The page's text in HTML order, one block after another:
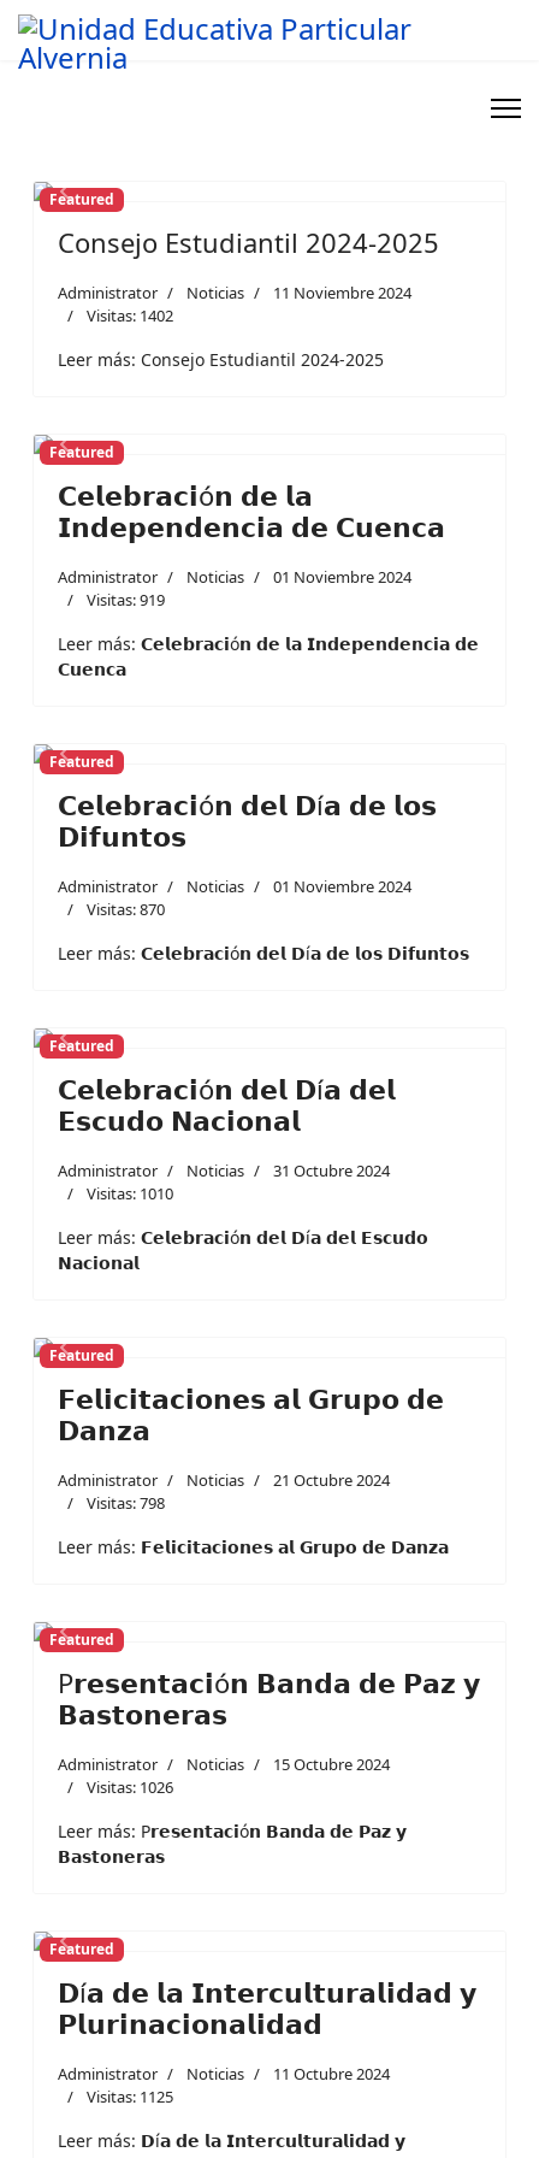
Previous
Featured
Consejo Estudiantil 2024-2025
Administrator Noticias
11 Noviembre 2024
Visitas: 1402
Leer más: Consejo Estudiantil 2024-2025
Previous
Featured
𝗖𝗲𝗹𝗲𝗯𝗿𝗮𝗰𝗶ó𝗻 𝗱𝗲 𝗹𝗮
𝗜𝗻𝗱𝗲𝗽𝗲𝗻𝗱𝗲𝗻𝗰𝗶𝗮 𝗱𝗲 𝗖𝘂𝗲𝗻𝗰𝗮
Administrator Noticias
01 Noviembre 2024
Visitas: 919
Leer más: 𝗖𝗲𝗹𝗲𝗯𝗿𝗮𝗰𝗶ó𝗻 𝗱𝗲 𝗹𝗮 𝗜𝗻𝗱𝗲𝗽𝗲𝗻𝗱𝗲𝗻𝗰𝗶𝗮 𝗱𝗲
𝗖𝘂𝗲𝗻𝗰𝗮
Previous
Featured
𝗖𝗲𝗹𝗲𝗯𝗿𝗮𝗰𝗶ó𝗻 𝗱𝗲𝗹 𝗗í𝗮 𝗱𝗲 𝗹𝗼𝘀
𝗗𝗶𝗳𝘂𝗻𝘁𝗼𝘀
Administrator Noticias
01 Noviembre 2024
Visitas: 870
Leer más: 𝗖𝗲𝗹𝗲𝗯𝗿𝗮𝗰𝗶ó𝗻 𝗱𝗲𝗹 𝗗í𝗮 𝗱𝗲 𝗹𝗼𝘀 𝗗𝗶𝗳𝘂𝗻𝘁𝗼𝘀
Previous
Featured
𝗖𝗲𝗹𝗲𝗯𝗿𝗮𝗰𝗶ó𝗻 𝗱𝗲𝗹 𝗗í𝗮 𝗱𝗲𝗹
𝗘𝘀𝗰𝘂𝗱𝗼 𝗡𝗮𝗰𝗶𝗼𝗻𝗮𝗹
Administrator Noticias
31 Octubre 2024
Visitas: 1010
Leer más: 𝗖𝗲𝗹𝗲𝗯𝗿𝗮𝗰𝗶ó𝗻 𝗱𝗲𝗹 𝗗í𝗮 𝗱𝗲𝗹 𝗘𝘀𝗰𝘂𝗱𝗼
𝗡𝗮𝗰𝗶𝗼𝗻𝗮𝗹
Previous
Featured
𝗙𝗲𝗹𝗶𝗰𝗶𝘁𝗮𝗰𝗶𝗼𝗻𝗲𝘀 𝗮𝗹 𝗚𝗿𝘂𝗽𝗼 𝗱𝗲
𝗗𝗮𝗻𝘇𝗮
Administrator Noticias
21 Octubre 2024
Visitas: 798
Leer más: 𝗙𝗲𝗹𝗶𝗰𝗶𝘁𝗮𝗰𝗶𝗼𝗻𝗲𝘀 𝗮𝗹 𝗚𝗿𝘂𝗽𝗼 𝗱𝗲 𝗗𝗮𝗻𝘇𝗮
Previous
Featured
P𝗿𝗲𝘀𝗲𝗻𝘁𝗮𝗰𝗶ó𝗻 𝗕𝗮𝗻𝗱𝗮 𝗱𝗲 𝗣𝗮𝘇 𝘆
𝗕𝗮𝘀𝘁𝗼𝗻𝗲𝗿𝗮𝘀
Administrator Noticias
15 Octubre 2024
Visitas: 1026
Leer más: P𝗿𝗲𝘀𝗲𝗻𝘁𝗮𝗰𝗶ó𝗻 𝗕𝗮𝗻𝗱𝗮 𝗱𝗲 𝗣𝗮𝘇 𝘆
𝗕𝗮𝘀𝘁𝗼𝗻𝗲𝗿𝗮𝘀
Previous
Featured
𝗗í𝗮 𝗱𝗲 𝗹𝗮 𝗜𝗻𝘁𝗲𝗿𝗰𝘂𝗹𝘁𝘂𝗿𝗮𝗹𝗶𝗱𝗮𝗱 𝘆
𝗣𝗹𝘂𝗿𝗶𝗻𝗮𝗰𝗶𝗼𝗻𝗮𝗹𝗶𝗱𝗮𝗱
Administrator Noticias
11 Octubre 2024
Visitas: 1125
Leer más: 𝗗í𝗮 𝗱𝗲 𝗹𝗮 𝗜𝗻𝘁𝗲𝗿𝗰𝘂𝗹𝘁𝘂𝗿𝗮𝗹𝗶𝗱𝗮𝗱 𝘆